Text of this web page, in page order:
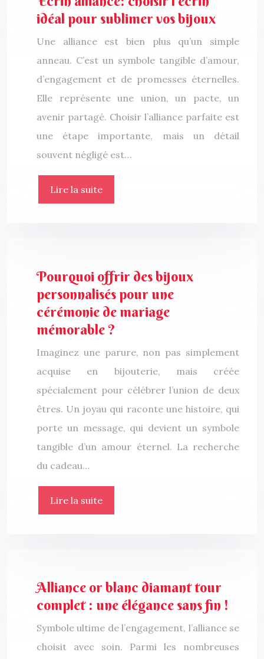
idéal pour sublimer vos bijoux
Une alliance est bien plus qu’un simple
anneau. C’est un symbole tangible d’amour,
d’engagement et de promesses éternelles.
Elle représente une union, un pacte, un
avenir partagé. Choisir l’alliance parfaite est
une étape importante, mais un détail
souvent négligé est…
Lire la suite
Pourquoi offrir des bijoux
personnalisés pour une
cérémonie de mariage
mémorable ?
Imaginez une parure, non pas simplement
acquise en bijouterie, mais créée
spécialement pour célébrer l’union de deux
êtres. Un joyau qui raconte une histoire, qui
porte un message, qui devient un symbole
tangible d’un amour éternel. La recherche
du cadeau…
Lire la suite
Alliance or blanc diamant tour
complet : une élégance sans fin !
Symbole ultime de l’engagement, l’alliance se
choisit avec soin. Parmi les nombreuses